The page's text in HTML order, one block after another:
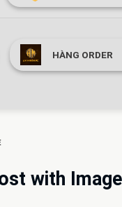
HÀNG ORDER
with